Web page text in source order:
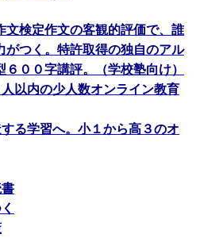
検定作文の客観的評価で、誰
つく。特許取得の独自のアル
００字講評。（学校塾向け）
以内の少人数オンライン教育
る学習へ。小１から高３のオ